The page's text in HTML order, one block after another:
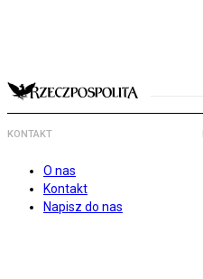
KONTAKT
O nas
Kontakt
Napisz do nas